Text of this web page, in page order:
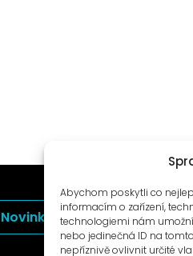
Abychom poskytli co
informacím o zařízení,
technologiemi nám
nebo jedinečná ID na
nepříznivě ovlivnit určité
Novinky na e-mail